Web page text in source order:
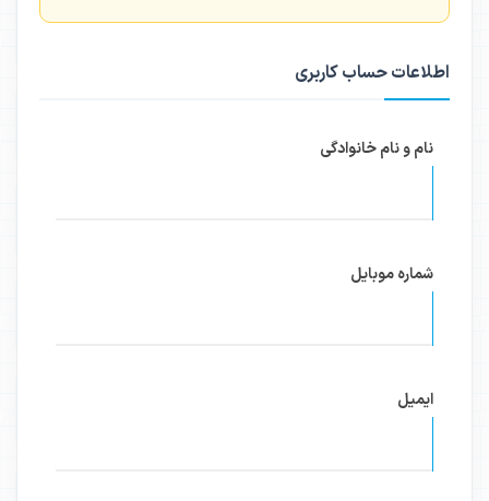
اطلاعات حساب کاربری
نام و نام خانوادگی
شماره موبایل
ایمیل